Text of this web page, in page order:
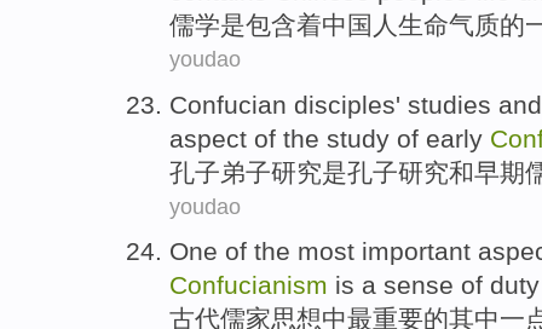
儒学是包含着中国人 生命气质的
youdao
Confucian disciples' studies and
aspect of the study of early
孔子弟子研究是孔子研究和早期
youdao
One of the most important
Confucianism is a sense of
古代儒家思想中最重要的其中一